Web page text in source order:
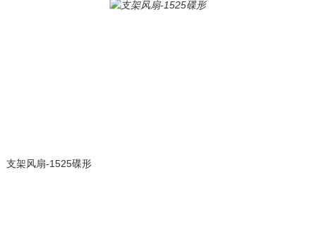
支架风扇-1525碟形